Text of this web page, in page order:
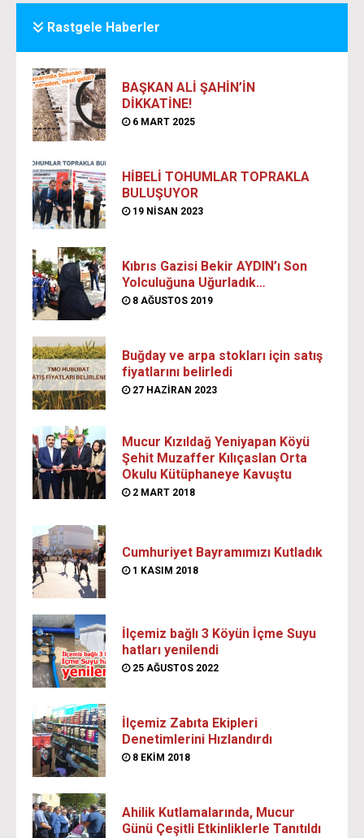
Rastgele Haberler
BAŞKAN ALİ ŞAHİN’İN
DİKKATİNE!
6 MART 2025
HİBELİ TOHUMLAR TOPRAKLA
BULUŞUYOR
19 NISAN 2023
Kıbrıs Gazisi Bekir AYDIN’ı Son
Yolculuğuna Uğurladık…
8 AĞUSTOS 2019
Buğday ve arpa stokları için satış
fiyatlarını belirledi
27 HAZIRAN 2023
Mucur Kızıldağ Yeniyapan Köyü
Şehit Muzaffer Kılıçaslan Orta
Okulu Kütüphaneye Kavuştu
2 MART 2018
Cumhuriyet Bayramımızı Kutladık
1 KASIM 2018
İlçemiz bağlı 3 Köyün İçme Suyu
hatları yenilendi
25 AĞUSTOS 2022
İlçemiz Zabıta Ekipleri
Denetimlerini Hızlandırdı
8 EKIM 2018
Ahilik Kutlamalarında, Mucur
Günü Çeşitli Etkinliklerle Tanıtıldı